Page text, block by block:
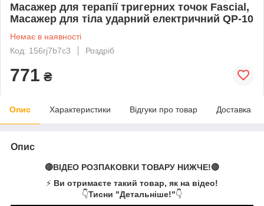
Масажер для терапії тригерних точок Fascial,
Масажер для тіла ударний електричний QP-10
Немає в наявності
Код: 156rj7b7c3
Роздріб
771 ₴
Опис Характеристики Відгуки про товар Доставка
Опис
🔴ВІДЕО РОЗПАКОВКИ ТОВАРУ НИЖЧЕ!🔴
⚡ Ви отримаєте такий товар, як на відео!
👇Тисни "Детальніше!"👇